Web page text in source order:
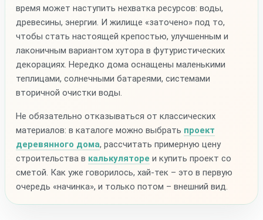
время может наступить нехватка ресурсов: воды,
древесины, энергии. И жилище «заточено» под то,
чтобы стать настоящей крепостью, улучшенным и
лаконичным вариантом хутора в футуристических
декорациях. Нередко дома оснащены маленькими
теплицами, солнечными батареями, системами
вторичной очистки воды.
Не обязательно отказываться от классических
материалов: в каталоге можно выбрать проект
деревянного дома, рассчитать примерную цену
строительства в калькуляторе и купить проект со
сметой. Как уже говорилось, хай-тек – это в первую
очередь «начинка», и только потом – внешний вид.